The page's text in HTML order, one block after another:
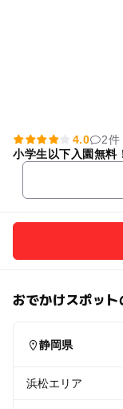
4.0
2件
小学生以下入園無料
おでかけスポッ
静岡県
浜松エリア